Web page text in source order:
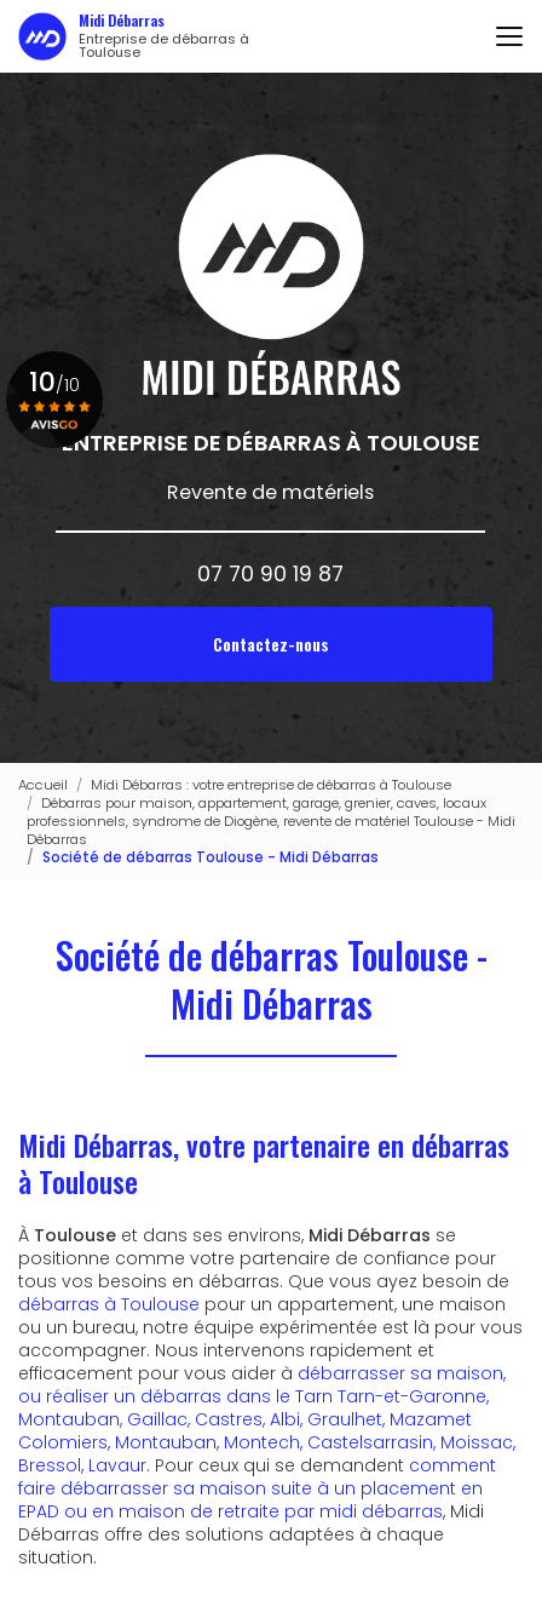
Aller
au
contenu
principal
Midi Débarras
Entreprise de débarras à
Toulouse
ENTREPRISE DE DÉBARRAS À TOULOUSE
Revente de matériels
07 70 90 19 87
Contactez-nous
10/10
Accueil
Midi Débarras : votre entreprise de débarras à Toulouse
Débarras pour maison, appartement, garage, grenier, caves, locaux
professionnels, syndrome de Diogène, revente de matériel Toulouse - Midi
Débarras
Société de débarras Toulouse - Midi Débarras
Société de débarras Toulouse -
Midi Débarras
Midi Débarras, votre partenaire en débarras
à Toulouse
À Toulouse et dans ses environs, Midi Débarras se
positionne comme votre partenaire de confiance pour
tous vos besoins en débarras. Que vous ayez besoin de
débarras à Toulouse pour un appartement, une maison
ou un bureau, notre équipe expérimentée est là pour vous
accompagner. Nous intervenons rapidement et
efficacement pour vous aider à débarrasser sa maison,
ou réaliser un débarras dans le Tarn Tarn-et-Garonne,
Montauban, Gaillac, Castres, Albi, Graulhet, Mazamet
Colomiers, Montauban, Montech, Castelsarrasin, Moissac,
Bressol, Lavaur. Pour ceux qui se demandent comment
faire débarrasser sa maison suite à un placement en
EPAD ou en maison de retraite par midi débarras, Midi
Débarras offre des solutions adaptées à chaque
situation.